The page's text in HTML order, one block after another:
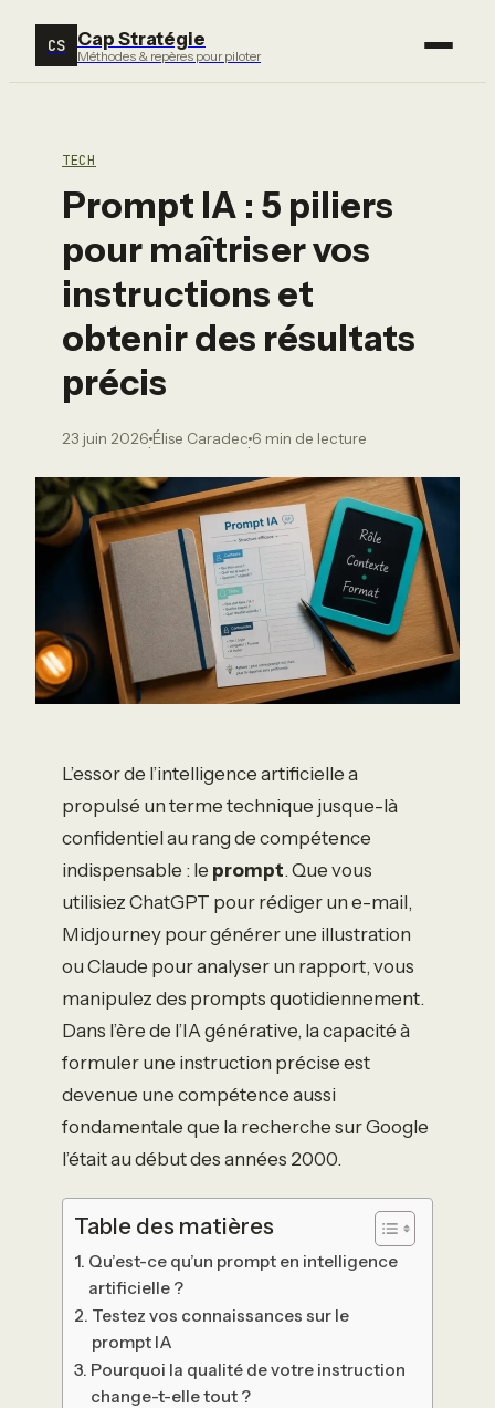
CS Cap Stratégie
Méthodes & repères pour piloter
TECH
Prompt IA : 5 piliers
pour maîtriser vos
instructions et
obtenir des résultats
précis
23 juin 2026
·
Élise Caradec
·
6 min de lecture
L’essor de l’intelligence artificielle a
propulsé un terme technique jusque-là
confidentiel au rang de compétence
indispensable : le prompt. Que vous
utilisiez ChatGPT pour rédiger un e-mail,
Midjourney pour générer une illustration
ou Claude pour analyser un rapport, vous
manipulez des prompts quotidiennement.
Dans l’ère de l’IA générative, la capacité à
formuler une instruction précise est
devenue une compétence aussi
fondamentale que la recherche sur Google
l’était au début des années 2000.
Table des matières
Qu’est-ce qu’un prompt en intelligence
artificielle ?
Testez vos connaissances sur le
prompt IA
Pourquoi la qualité de votre instruction
change-t-elle tout ?